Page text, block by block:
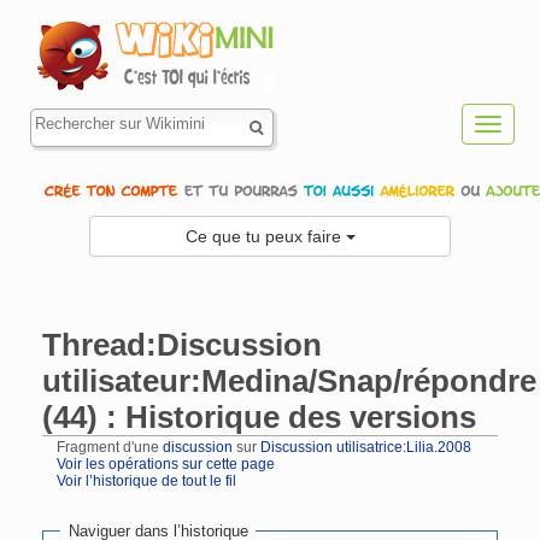
Ce que tu peux faire
Thread:Discussion
utilisateur:Medina/Snap/répondre
(44) : Historique des versions
Fragment d'une discussion sur Discussion utilisatrice:Lilia.2008
Voir les opérations sur cette page
Voir l’historique de tout le fil
Naviguer dans l’historique